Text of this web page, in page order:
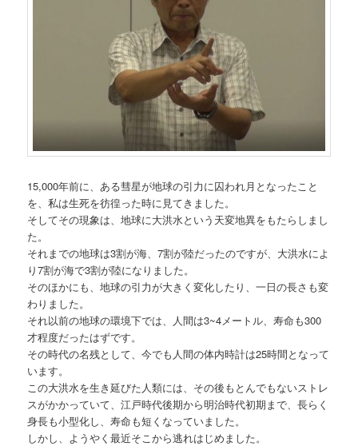
15,000年前に、ある彗星が地球の引力に囚われ月となったこと
を、私は生死を彷徨った時に見てきました。
そしてその現象は、地球に大洪水という天変地異をもたらしまし
た。
それまでの地球は3割が海、7割が陸だったのですが、大洪水によ
り7割が海で3割が陸になりました。
そのほかにも、地球の引力が大きく変化したり、一日の長さも変
わりました。
それ以前の地球の環境下では、人間は3~4メートル、寿命も300
才程度だったはずです。
その時代の名残として、今でも人間の体内時計は25時間となって
います。
この大洪水を生き延びた人類には、その後もとんでもないストレ
スがかかっていて、江戸時代後期から明治時代初期まで、長らく
身長も小型化し、寿命も短くなっていました。
しかし、ようやく最近そこから逃れはじめました。